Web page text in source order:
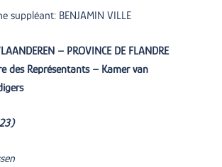
suppléant: BENJAMIN VILLE
– PROVINCE DE FLANDRE
des Représentants – Kamer van